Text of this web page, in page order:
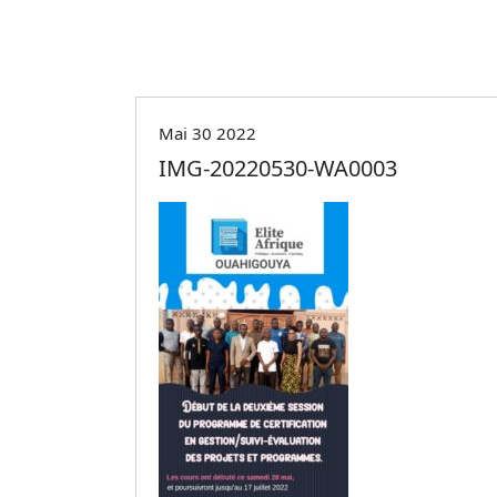
Mai 30 2022
IMG-20220530-WA0003